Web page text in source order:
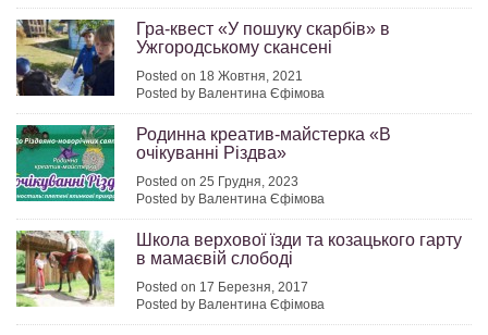
Гра-квест «У пошуку скарбів» в
Ужгородському скансені
Posted on 18 Жовтня, 2021
Posted by Валентина Єфімова
Родинна креатив-майстерка «В
очікуванні Різдва»
Posted on 25 Грудня, 2023
Posted by Валентина Єфімова
Школа верхової їзди та козацького гарту
в мамаєвій слободі
Posted on 17 Березня, 2017
Posted by Валентина Єфімова